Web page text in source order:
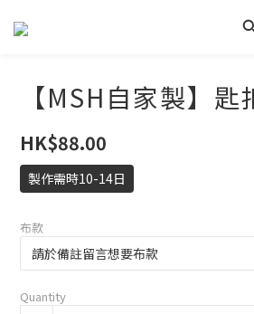
【MSH自家製】匙
HK$88.00
製作需時10-14日
布款
Quantity